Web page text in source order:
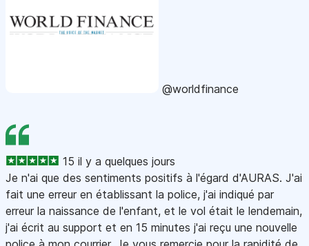
@worldfinance
15 il y a quelques jours
Je n'ai que des sentiments positifs à l'égard d'AURAS. J'ai
fait une erreur en établissant la police, j'ai indiqué par
erreur la naissance de l'enfant, et le vol était le lendemain,
j'ai écrit au support et en 15 minutes j'ai reçu une nouvelle